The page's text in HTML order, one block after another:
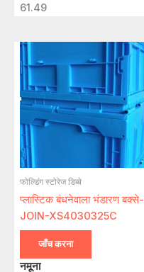
61.49
फोल्डिंग स्टोरेज डिब्बे
प्लास्टिक बंधनेवाला भंडारण बक्से-
JOIN-XS4030325C
जाँच करना
नमूना